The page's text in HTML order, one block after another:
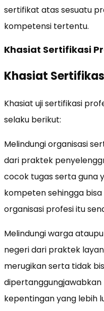
sertifikat atas sesuatu
kompetensi tertentu.
Khasiat Sertifikasi
Khasiat
Khasiat uji sertifikasi
selaku berikut:
Melindungi organisasi
dari praktek
cocok tugas serta guna
kompeten sehingga
organisasi profesi itu
Melindungi warga
negeri dari praktek
merugikan serta tidak
kepentingan yang lebih